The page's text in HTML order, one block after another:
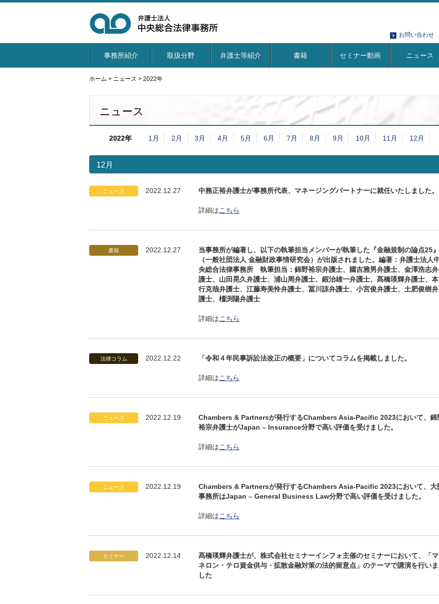
お問い合わせ
事務所紹介 取扱分野 弁護士等紹介 書籍 セミナー動画 ニュース
ホーム > ニュース > 2022年
ニュース
2022年 1月 2月 3月 4月 5月 6月 7月 8月 9月 10月 11月 12月
12月
ニュース 2022.12.27 中務正裕弁護士が事務所代表、マネージングパートナーに就任いたしました。
詳細はこちら
書籍 2022.12.27
当事務所が編著し、以下の執筆担当メンバーが執筆した『金融規制の論点25』
（一般社団法人 金融財政事情研究会）が出版されました。編著：弁護士法人
央総合法律事務所 執筆担当：錦野裕宗弁護士、國吉雅男弁護士、金澤浩志弁
護士、山田晃久弁護士、浦山周弁護士、鍜治雄一弁護士、髙橋瑛輝弁護士、本
行克哉弁護士、江藤寿美怜弁護士、冨川諒弁護士、小宮俊弁護士、土肥俊樹弁
護士、橿渕陽弁護士
詳細はこちら
法律コラム 2022.12.22 「令和４年民事訴訟法改正の概要」についてコラムを掲載しました。
詳細はこちら
ニュース 2022.12.19
Chambers & Partnersが発行するChambers Asia-Pacific 2023において、錦
裕宗弁護士がJapan – Insurance分野で高い評価を受けました。
詳細はこちら
ニュース 2022.12.19
Chambers & Partnersが発行するChambers Asia-Pacific 2023において、大
事務所はJapan – General Business Law分野で高い評価を受けました。
詳細はこちら
セミナー 2022.12.14
髙橋瑛輝弁護士が、株式会社セミナーインフォ主催のセミナーにおいて、「マ
ネロン・テロ資金供与・拡散金融対策の法的留意点」のテーマで講演を行いま
した